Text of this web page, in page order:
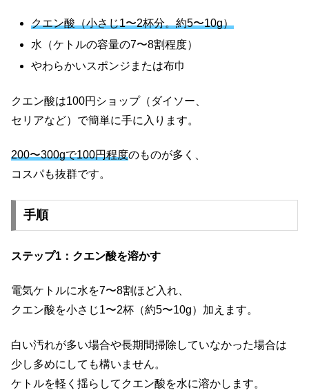
クエン酸（小さじ1〜2杯分。約5〜10g）
水（ケトルの容量の7〜8割程度）
やわらかいスポンジまたは布巾
クエン酸は100円ショップ（ダイソー、
セリアなど）で簡単に手に入ります。
200〜300gで100円程度のものが多く、
コスパも抜群です。
手順
ステップ1：クエン酸を溶かす
電気ケトルに水を7〜8割ほど入れ、
クエン酸を小さじ1〜2杯（約5〜10g）加えます。
白い汚れが多い場合や長期間掃除していなかった場合は
少し多めにしても構いません。
ケトルを軽く揺らしてクエン酸を水に溶かします。